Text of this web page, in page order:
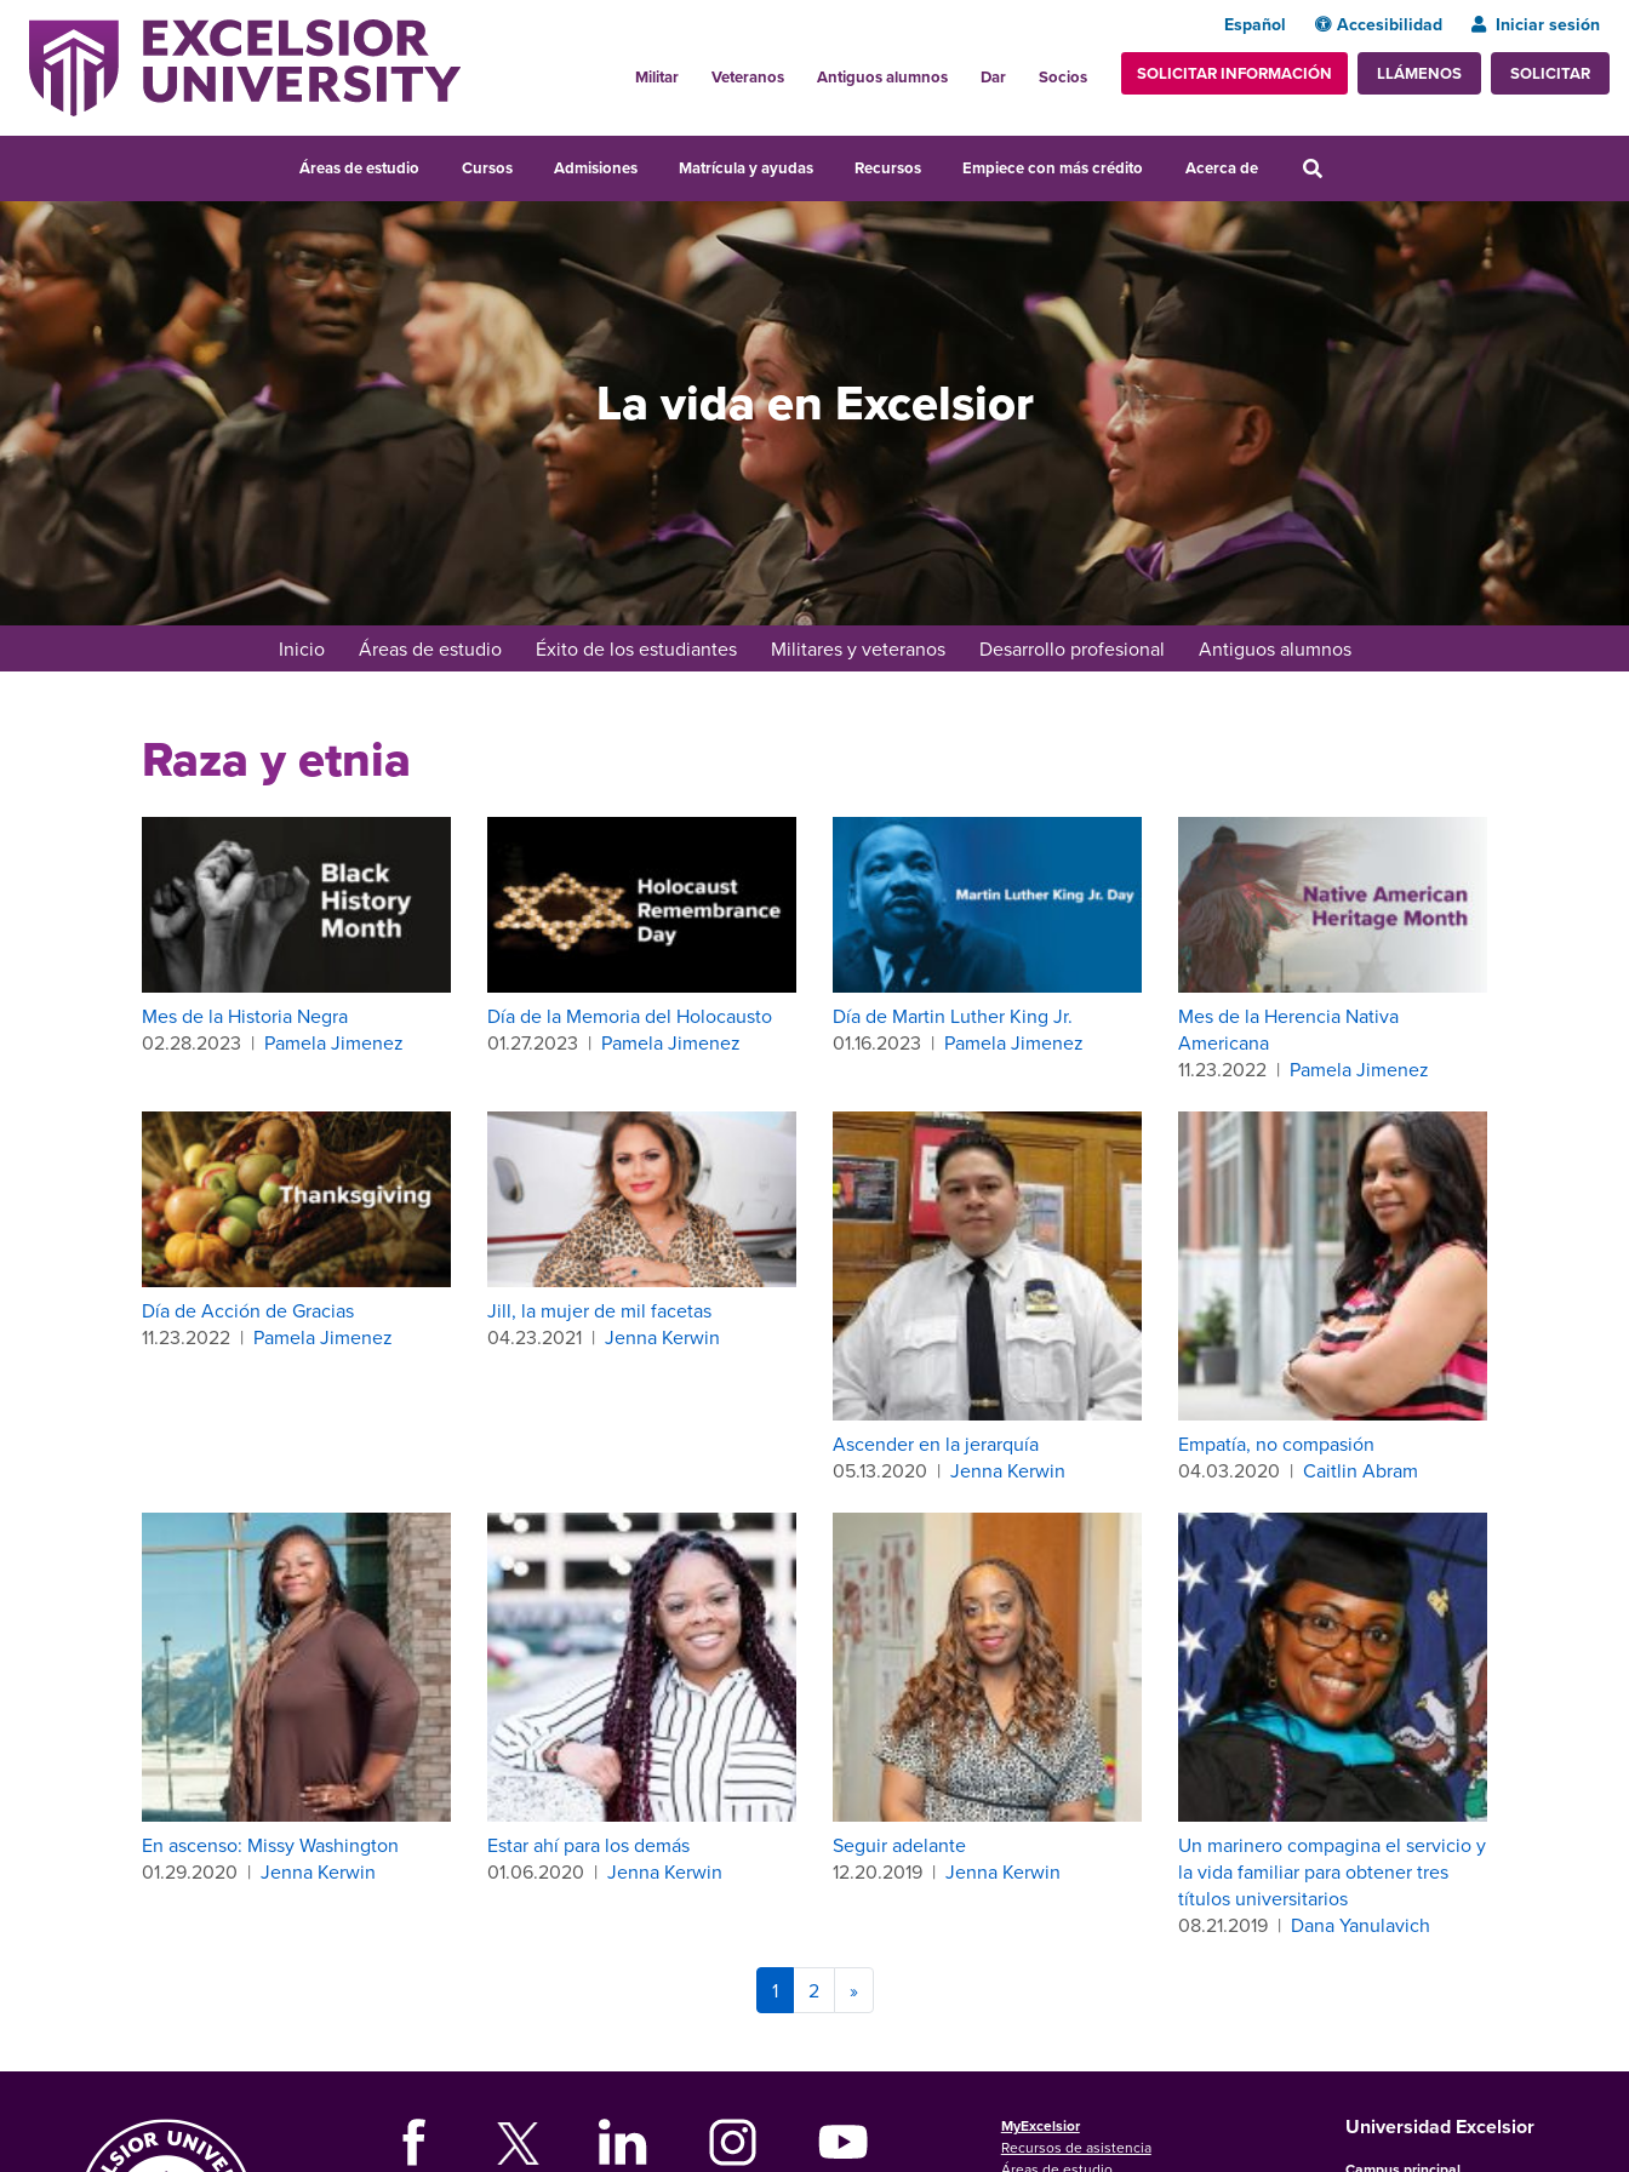
Español Accesibilidad Iniciar sesión
Militar Veteranos Antiguos alumnos Dar Socios SOLICITAR INFORMACIÓN LLÁMENOS SOLICITAR
Áreas de estudio Cursos Admisiones Matrícula y ayudas Recursos Empiece con más crédito Acerca de
La vida en Excelsior
Inicio Áreas de estudio Éxito de los estudiantes Militares y veteranos Desarrollo profesional Antiguos alumnos
Raza y etnia
Mes de la Historia Negra
02.28.2023 | Pamela Jimenez
Día de la Memoria del Holocausto
01.27.2023 | Pamela Jimenez
Día de Martin Luther King Jr.
01.16.2023 | Pamela Jimenez
Mes de la Herencia Nativa
Americana
11.23.2022 | Pamela Jimenez
Día de Acción de Gracias
11.23.2022 | Pamela Jimenez
Jill, la mujer de mil facetas
04.23.2021 | Jenna Kerwin
Ascender en la jerarquía
05.13.2020 | Jenna Kerwin
Empatía, no compasión
04.03.2020 | Caitlin Abram
En ascenso: Missy Washington
01.29.2020 | Jenna Kerwin
Estar ahí para los demás
01.06.2020 | Jenna Kerwin
Seguir adelante
12.20.2019 | Jenna Kerwin
Un marinero compagina el servicio y
la vida familiar para obtener tres
títulos universitarios
08.21.2019 | Dana Yanulavich
1 2 »
MyExcelsior
Recursos de asistencia
Universidad Excelsior